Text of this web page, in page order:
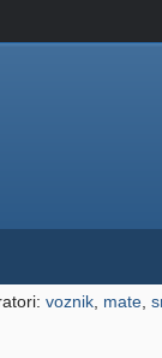
voznik mate